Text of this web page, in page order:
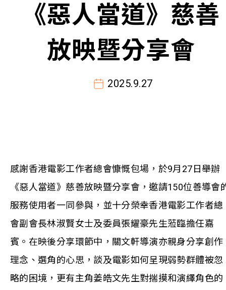
關於本會
聯絡我們
《惡人當道》慈善
放映暨分享會
2025.9.27
感謝香港電影工作者總會慷慨包場，於9月27日舉辦
《惡人當道》慈善放映暨分享會，邀請150位善導會
服務使用者一同參與，並十分榮幸香港電影工作者總
會副會長林淑賢女士及委員張耀豪先生蒞臨擔任嘉
賓。在映後分享環節中，關文軒導演亦親身分享創作
理念、選角的心思，談及電影如何呈現弱勢群體被忽
略的困境，更有主角姜皓文先生對揣摸和演繹角色的